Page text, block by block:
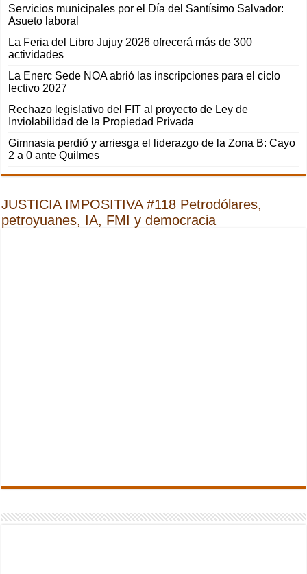
Servicios municipales por el Día del Santísimo Salvador:
Asueto laboral
La Feria del Libro Jujuy 2026 ofrecerá más de 300
actividades
La Enerc Sede NOA abrió las inscripciones para el ciclo
lectivo 2027
Rechazo legislativo del FIT al proyecto de Ley de
Inviolabilidad de la Propiedad Privada
Gimnasia perdió y arriesga el liderazgo de la Zona B: Cayo
2 a 0 ante Quilmes
JUSTICIA IMPOSITIVA #118 Petrodólares,
petroyuanes, IA, FMI y democracia